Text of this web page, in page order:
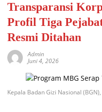
Transparansi
Profil Tiga
Resmi Ditahan
Admin
Juni 4, 2026
Kepala Badan Gizi Nasional